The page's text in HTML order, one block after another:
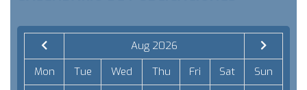
Aug 2026
Mon
Tue Wed Thu Fri Sat
Sun